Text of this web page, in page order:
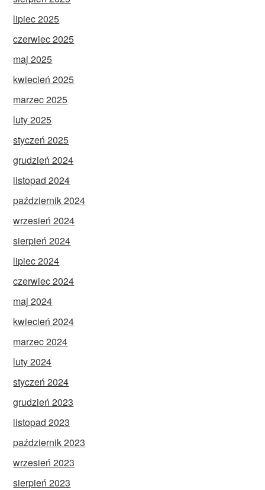
lipiec 2025
czerwiec 2025
maj 2025
kwiecień 2025
marzec 2025
luty 2025
styczeń 2025
grudzień 2024
listopad 2024
październik 2024
wrzesień 2024
sierpień 2024
lipiec 2024
czerwiec 2024
maj 2024
kwiecień 2024
marzec 2024
luty 2024
styczeń 2024
grudzień 2023
listopad 2023
październik 2023
wrzesień 2023
sierpień 2023